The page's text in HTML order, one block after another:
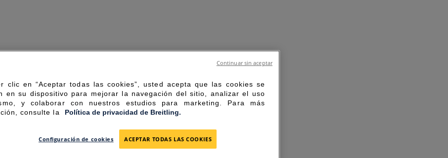
clic en “Aceptar todas las cookies”, usted acepta que las cookies se
en su dispositivo para mejorar la navegación del sitio, analizar el uso
y colaborar con nuestros estudios para marketing. Para más
consulte la
Política de privacidad de Breitling.
Configuración de cookies ACEPTAR TODAS LAS COOKIES
Continuar sin aceptar